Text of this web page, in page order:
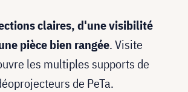
claires, d'une visibilité
pièce bien rangée. Visite
les multiples supports de
de PeTa.